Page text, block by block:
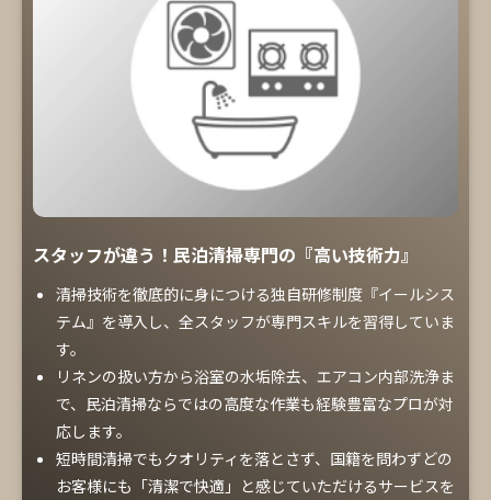
スタッフが違う！民泊清掃専門の『高い技術力』
清掃技術を徹底的に身につける独自研修制度『イールシス
テム』を導入し、全スタッフが専門スキルを習得していま
す。
リネンの扱い方から浴室の水垢除去、エアコン内部洗浄ま
で、民泊清掃ならではの高度な作業も経験豊富なプロが対
応します。
短時間清掃でもクオリティを落とさず、国籍を問わずどの
お客様にも「清潔で快適」と感じていただけるサービスを